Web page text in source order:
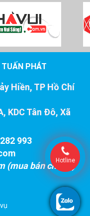
PHÁT
Hiền, TP Hồ Chí
KDC Tân Đô, Xã
993
(mua bán chiller)
Hotline